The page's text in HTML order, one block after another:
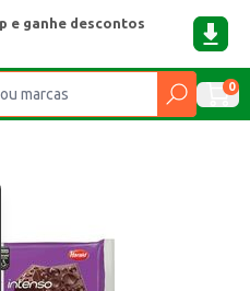
e ganhe descontos
0